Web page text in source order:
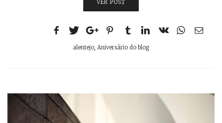
VER POST
alentejo, Aniversário do blog